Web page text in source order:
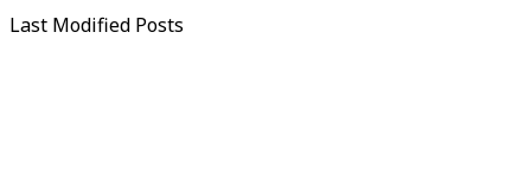
Last Modified Posts